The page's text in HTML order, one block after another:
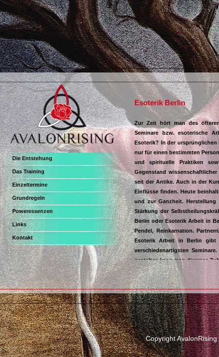
Die Entstehung
Das Training
Einzeltermine
Grundregeln
Poweressenzen
Links
Kontakt
Esoterik Berlin
Zur Zeit hört man des
Seminare bzw. esoterische
Esoterik? In der
nur für einen bestimmten
und spirituelle Praktiken
Gegenstand
seit der Antike. Auch in der
Einflüsse finden. Heute
und zur Ganzheit.
Stärkung der
Berlin oder Esoterik Arbeit in
Pendel, Reinkarnation.
Esoterik Arbeit in Berlin gibt
verschiedenartigsten
gestalten kann man diverses
Esoterik Arbeit Berlin
Chakraarbeit. Und was
Ausbildung, eine langjährige
Voraussetzung für eine
Berlin informieren, kommen
Seminare zu
Poweressenzen von
Stressabbau hilft, dass wir in
Energietherapie unsere
Copyright